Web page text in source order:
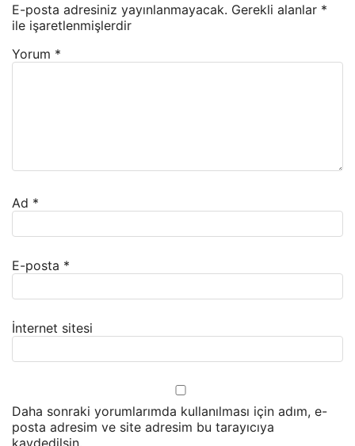
E-posta adresiniz yayınlanmayacak. Gerekli alanlar *
ile işaretlenmişlerdir
Yorum *
Ad *
E-posta *
İnternet sitesi
Daha sonraki yorumlarımda kullanılması için adım, e-
posta adresim ve site adresim bu tarayıcıya
kaydedilsin.